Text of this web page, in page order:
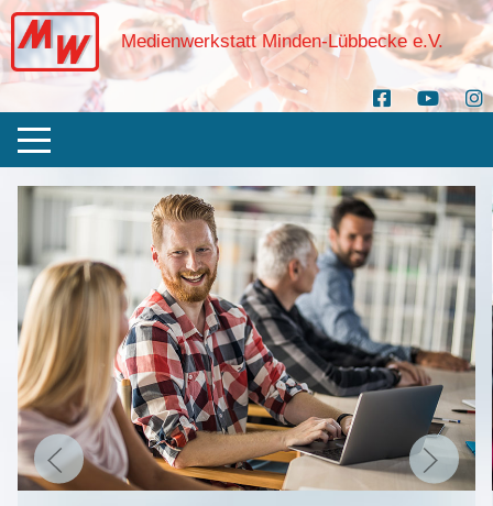
Medienwerkstatt Minden-Lübbecke e.V.